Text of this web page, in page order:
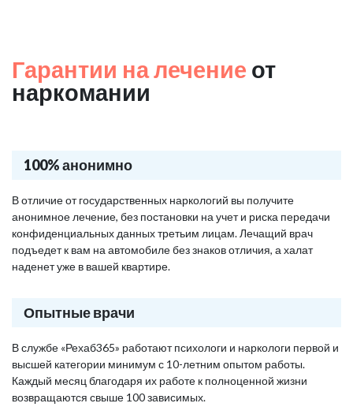
Гарантии на лечение от
наркомании
100% анонимно
В отличие от государственных наркологий вы получите
анонимное лечение, без постановки на учет и риска передачи
конфиденциальных данных третьим лицам. Лечащий врач
подъедет к вам на автомобиле без знаков отличия, а халат
наденет уже в вашей квартире.
Опытные врачи
В службе «Рехаб365» работают психологи и наркологи первой и
высшей категории минимум с 10-летним опытом работы.
Каждый месяц благодаря их работе к полноценной жизни
возвращаются свыше 100 зависимых.